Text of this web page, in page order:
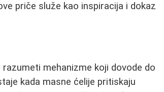
priče služe kao inspiracija i dokaz
mehanizme koji dovode do
kada masne ćelije pritiskaju